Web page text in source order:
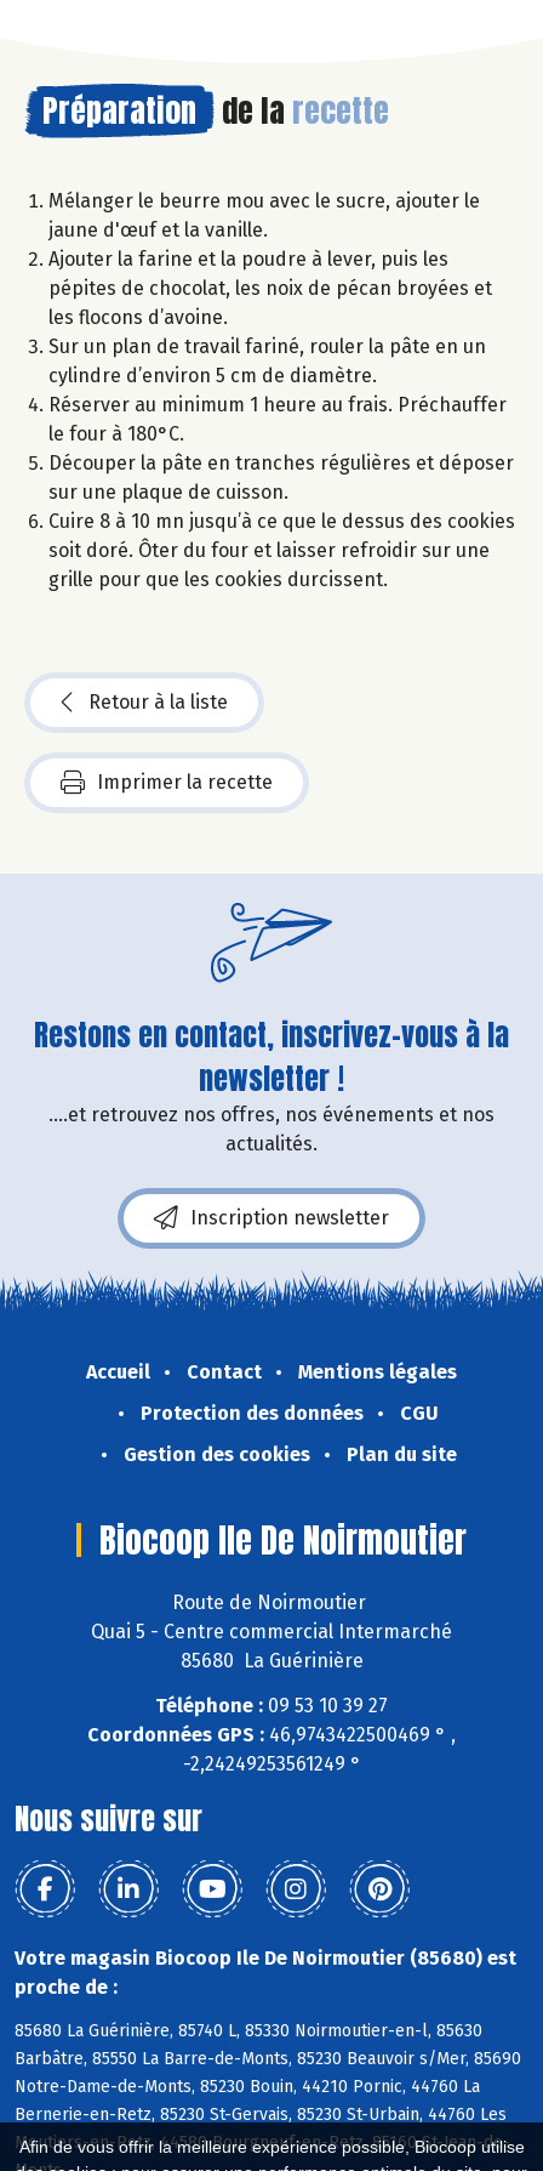
Afin de vous offrir la meilleure expérience possible, Biocoop utilise
Préparation de la recette
Mélanger le beurre mou avec le sucre, ajouter le
jaune d'œuf et la vanille.
Ajouter la farine et la poudre à lever, puis les
pépites de chocolat, les noix de pécan broyées et
les flocons d’avoine.
Sur un plan de travail fariné, rouler la pâte en un
cylindre d’environ 5 cm de diamètre.
Réserver au minimum 1 heure au frais. Préchauffer
le four à 180°C.
Découper la pâte en tranches régulières et déposer
sur une plaque de cuisson.
Cuire 8 à 10 mn jusqu’à ce que le dessus des cookies
soit doré. Ôter du four et laisser refroidir sur une
grille pour que les cookies durcissent.
Retour à la liste
Imprimer la recette
Restons en contact, inscrivez-vous à la
newsletter !
....et retrouvez nos offres, nos événements et nos
actualités.
Inscription newsletter
Accueil Contact
Mentions légales
Protection des données
CGU
Gestion des cookies
Plan du site
Biocoop Ile De Noirmoutier
Route de Noirmoutier
Quai 5 - Centre commercial Intermarché
85680 La Guérinière
Téléphone : 09 53 10 39 27
Coordonnées GPS : 46,9743422500469 ° ,
-2,24249253561249 °
Nous suivre sur
Votre magasin Biocoop Ile De Noirmoutier (85680) est
proche de :
85680 La Guérinière, 85740 L, 85330 Noirmoutier-en-l, 85630
Barbâtre, 85550 La Barre-de-Monts, 85230 Beauvoir s/Mer, 85690
Notre-Dame-de-Monts, 85230 Bouin, 44210 Pornic, 44760 La
Bernerie-en-Retz, 85230 St-Gervais, 85230 St-Urbain, 44760 Les
Moutiers-en-Retz, 44580 Bourgneuf-en-Retz, 85160 St-Jean-de-